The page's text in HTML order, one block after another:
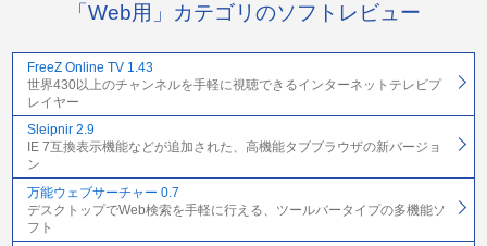
「Web用」カテゴリのソフトレビュー
FreeZ Online TV 1.43
世界430以上のチャンネルを手軽に視聴できるインターネットテレビプ
レイヤー
Sleipnir 2.9
IE 7互換表示機能などが追加された、高機能タブブラウザの新バージョ
ン
万能ウェブサーチャー 0.7
デスクトップでWeb検索を手軽に行える、ツールバータイプの多機能ソ
フト